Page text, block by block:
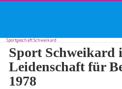
Sportgeschäft Schweikard
Sport Schweikard
Leidenschaft für
1978